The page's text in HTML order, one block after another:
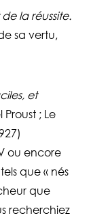
la réussite.
sa vertu,
et
; Le
ou encore
que « nés
que
recherchiez